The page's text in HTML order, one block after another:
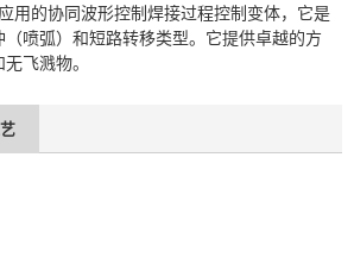
用的协同波形控制焊接过程控制变体，它是
喷弧）和短路转移类型。它提供卓越的方
飞溅物。